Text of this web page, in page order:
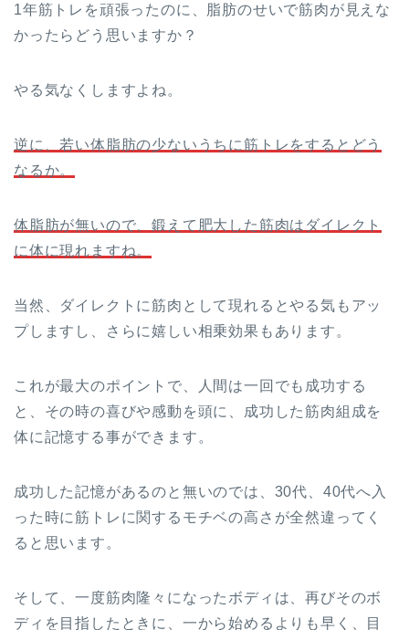
1年筋トレを頑張ったのに、脂肪のせいで筋肉が見えな
かったらどう思いますか？
やる気なくしますよね。
逆に、若い体脂肪の少ないうちに筋トレをするとどう
なるか。
体脂肪が無いので、鍛えて肥大した筋肉はダイレクト
に体に現れますね。
当然、ダイレクトに筋肉として現れるとやる気もアッ
プしますし、さらに嬉しい相乗効果もあります。
これが最大のポイントで、人間は一回でも成功する
と、その時の喜びや感動を頭に、成功した筋肉組成を
体に記憶する事ができます。
成功した記憶があるのと無いのでは、30代、40代へ入
った時に筋トレに関するモチベの高さが全然違ってく
ると思います。
そして、一度筋肉隆々になったボディは、再びそのボ
ディを目指したときに、一から始めるよりも早く、目